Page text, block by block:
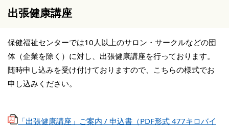
出張健康講座
保健福祉センターでは10人以上のサロン・サークルなどの団
体（企業を除く）に対し、出張健康講座を行っております。
随時申し込みを受け付けておりますので、こちらの様式でお
申し込みください。
「出張健康講座」ご案内 / 申込書（PDF形式 477キロバイ